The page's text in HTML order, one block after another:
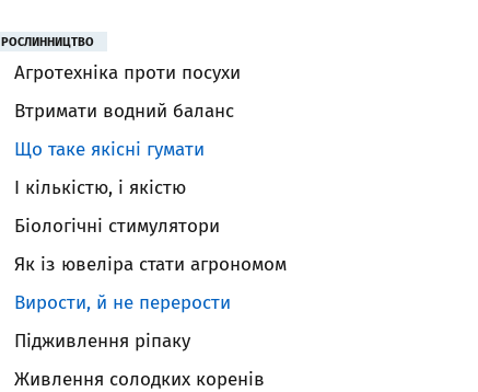
РОСЛИННИЦТВО
Агротехніка проти посухи
Втримати водний баланс
Що таке якісні гумати
І кількістю, і якістю
Біологічні стимулятори
Як із ювеліра стати агрономом
Вирости, й не перерости
Підживлення ріпаку
Живлення солодких коренів